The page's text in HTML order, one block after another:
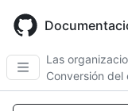
main
content
Las
Conversión